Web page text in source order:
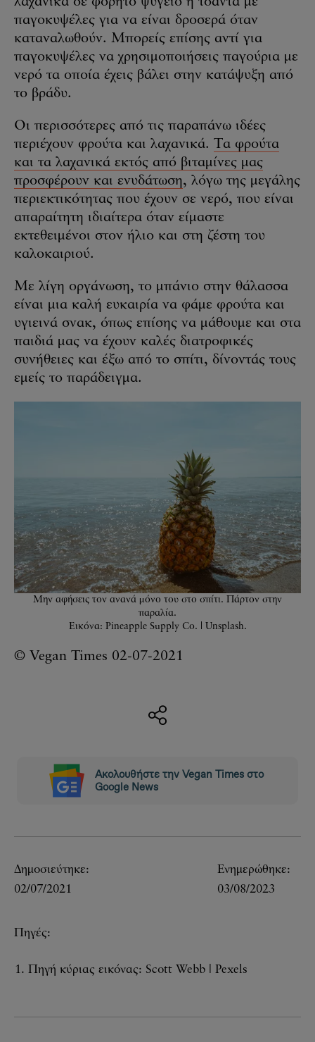
παγοκυψέλες για να είναι δροσερά όταν
καταναλωθούν. Μπορείς επίσης αντί για
παγοκυψέλες να χρησιμοποιήσεις παγούρια με
νερό τα οποία έχεις βάλει στην κατάψυξη από
το βράδυ.
Οι περισσότερες από τις παραπάνω ιδέες
περιέχουν φρούτα και λαχανικά. Τα φρούτα
και τα λαχανικά εκτός από βιταμίνες μας
προσφέρουν και ενυδάτωση, λόγω της μεγάλης
περιεκτικότητας που έχουν σε νερό, που είναι
απαραίτητη ιδιαίτερα όταν είμαστε
εκτεθειμένοι στον ήλιο και στη ζέστη του
καλοκαιριού.
Με λίγη οργάνωση, το μπάνιο στην θάλασσα
είναι μια καλή ευκαιρία να φάμε φρούτα και
υγιεινά σνακ, όπως επίσης να μάθουμε και στα
παιδιά μας να έχουν καλές διατροφικές
συνήθειες και έξω από το σπίτι, δίνοντάς τους
εμείς το παράδειγμα.
Μην αφήσεις τον ανανά μόνο του στο σπίτι. Πάρτον στην
παραλία.
Εικόνα: Pineapple Supply Co. | Unsplash.
© Vegan Times 02-07-2021
Ακολουθήστε την Vegan Times στο
Google News
Δημοσιεύτηκε:
02/07/2021
Ενημερώθηκε:
03/08/2023
Πηγές:
Πηγή κύριας εικόνας: Scott Webb | Pexels